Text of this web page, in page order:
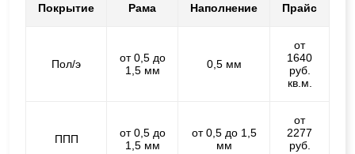
Покрытие Рама Наполнение Прайс
Пол/э
от 0,5 до
1,5 мм
0,5 мм
от
1640
руб.
кв.м.
ППП
от 0,5 до
1,5 мм
от 0,5 до 1,5
мм
от
2277
руб.